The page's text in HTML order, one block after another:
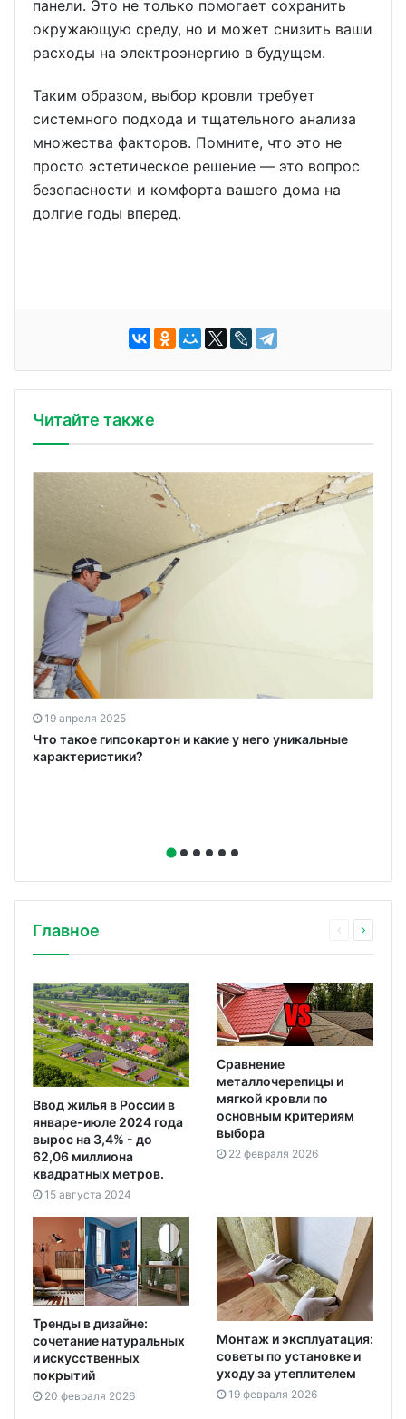
панели. Это не только помогает сохранить
окружающую среду, но и может снизить ваши
расходы на электроэнергию в будущем.
Таким образом, выбор кровли требует
системного подхода и тщательного анализа
множества факторов. Помните, что это не
просто эстетическое решение — это вопрос
безопасности и комфорта вашего дома на
долгие годы вперед.
Читайте также
19 апреля 2025
Что такое гипсокартон и какие у него уникальные
характеристики?
Главное
Ввод жилья в России в
январе-июле 2024 года
вырос на 3,4% - до
62,06 миллиона
квадратных метров.
15 августа 2024
Сравнение
металлочерепицы и
мягкой кровли по
основным критериям
выбора
22 февраля 2026
Тренды в дизайне:
сочетание натуральных
и искусственных
покрытий
20 февраля 2026
Монтаж и эксплуатация:
советы по установке и
уходу за утеплителем
19 февраля 2026